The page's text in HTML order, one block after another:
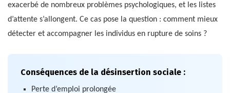
exacerbé de nombreux problèmes psychologiques, et les listes
d’attente s’allongent. Ce cas pose la question : comment mieux
détecter et accompagner les individus en rupture de soins ?
Conséquences de la désinsertion sociale :
Perte d’emploi prolongée